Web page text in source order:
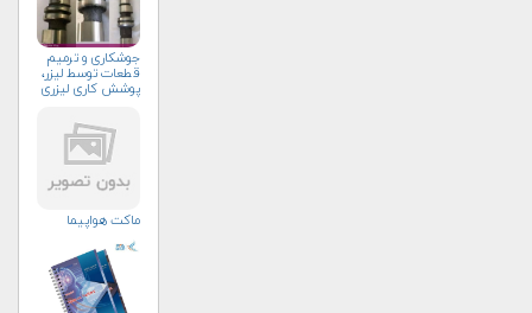
جوشکاری و ترمیم
قطعات توسط لیزر،
پوشش کاری لیزری
ماکت هواپیما